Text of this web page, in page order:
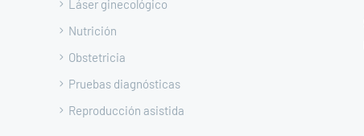
Láser ginecológico
Nutrición
Obstetricia
Pruebas diagnósticas
Reproducción asistida